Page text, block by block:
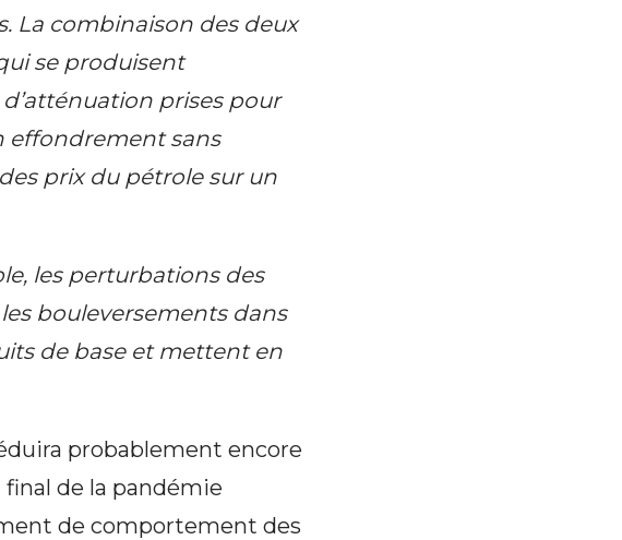
La combinaison des deux
se produisent
prises pour
effondrement sans
prix du pétrole sur un
les perturbations des
bouleversements dans
de base et mettent en
probablement encore
de la pandémie
de comportement des